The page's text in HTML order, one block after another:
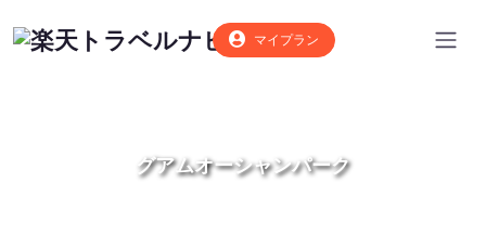
マイプラン
グアムオーシャンパーク